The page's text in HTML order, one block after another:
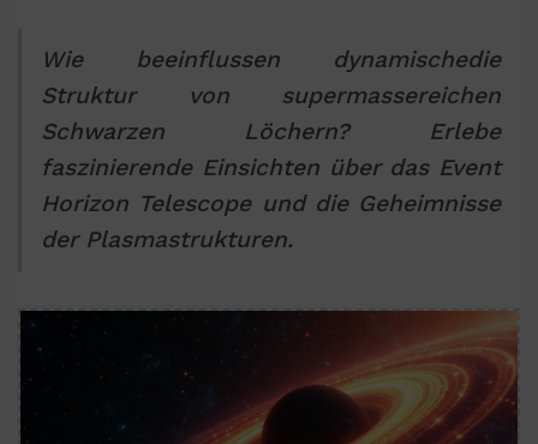
Wie beeinflussen dynamischedie
Struktur von supermassereichen
Schwarzen Löchern? Erlebe
faszinierende Einsichten über das Event
Horizon Telescope und die Geheimnisse
der Plasmastrukturen.